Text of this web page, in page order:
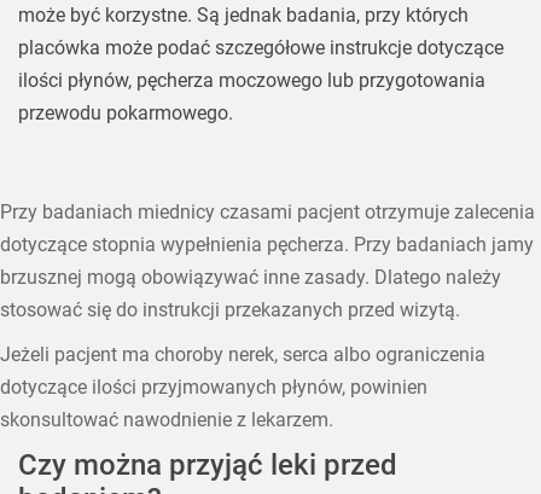
może być korzystne. Są jednak badania, przy których
placówka może podać szczegółowe instrukcje dotyczące
ilości płynów, pęcherza moczowego lub przygotowania
przewodu pokarmowego.
Przy badaniach miednicy czasami pacjent otrzymuje zalecenia
dotyczące stopnia wypełnienia pęcherza. Przy badaniach jamy
brzusznej mogą obowiązywać inne zasady. Dlatego należy
stosować się do instrukcji przekazanych przed wizytą.
Jeżeli pacjent ma choroby nerek, serca albo ograniczenia
dotyczące ilości przyjmowanych płynów, powinien
skonsultować nawodnienie z lekarzem.
Czy można przyjąć leki przed